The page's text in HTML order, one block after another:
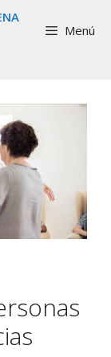
Menú